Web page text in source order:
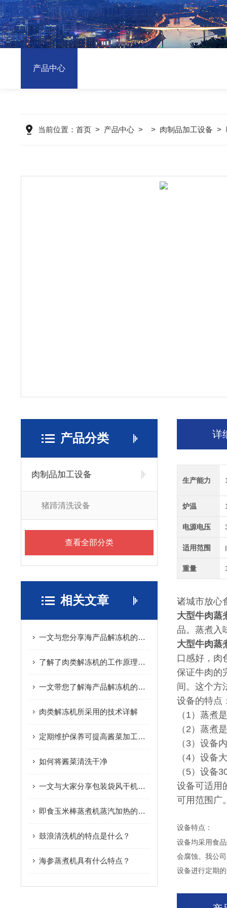
产品中心
当前位置： 首页> 产品中心> > 肉制品加工设备 >
产品分类
肉制品加工设备
猪蹄清洗设备
查看全部分类
相关文章
一文与您分享海产品解冻机的产品特点
了解了肉类解冻机的工作原理才能更好的使用它
一文带您了解海产品解冻机的操作步骤
肉类解冻机所采用的技术详解
定期维护保养可提高酱菜加工设备的生产效率
如何将酱菜清洗干净
一文与大家分享包装袋风干机的工作流程
即食玉米棒蒸煮机蒸汽加热的方式是怎样的？
鼓浪清洗机的特点是什么？
海参蒸煮机具有什么特点？
详
生产能力
炉温
电源电压
适用范围
重量
诸城市放心
大型牛肉蒸
品。蒸煮入
大型牛肉蒸
口感好，肉
保证牛肉的
间。这个方
设备的特点
（1）蒸煮
（2）蒸煮
（3）设备
（4）设备
（5）设备
设备可适用
可用范围广
设备特点：
设备均采用食
会腐蚀。我公
设备进行定期